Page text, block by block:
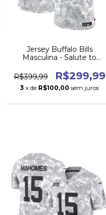
Jersey Buffalo Bills
Masculina - Salute to
R$399,99
R$299,99
3 x de R$100,00 sem juros